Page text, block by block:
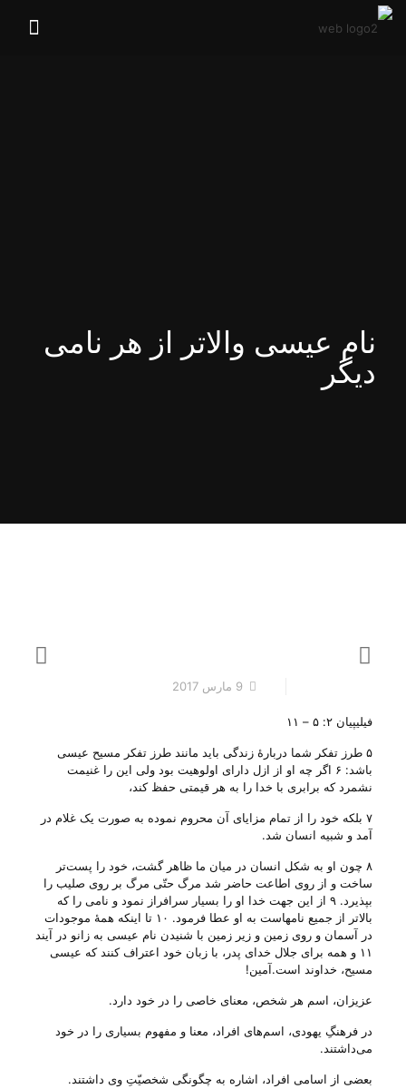
نام عیسی والاتر از هر نامی
دیگر
9 مارس 2017
فیلیپیان ۲: ۵ – ۱۱
۵ طرز تفکر شما دربارۀ زندگی باید مانند طرز تفکر مسیح عیسی
باشد: ۶ اگر چه او از ازل دارای اولوهیت بود ولی این را غنیمت
نشمرد که برابری با خدا را به هر قیمتی حفظ کند،
۷ بلکه خود را از تمام مزایای آن محروم نموده به صورت یک غلام در
آمد و شبیه انسان شد‌.
۸ چون او به شکل انسان در میان ما ظاهر گشت، خود را پست‌تر
ساخت و از روی اطاعت حاضر شد مرگ حتّی مرگ بر روی صلیب را
بپذیرد‌. ۹ از این جهت خدا او را بسیار سرافراز نمود و نامی را که
بالاتر از جمیع نامهاست به او عطا فرمود‌. ۱۰ تا اینکه همۀ موجودات
در آسمان و روی زمین و زیر زمین با شنیدن نام عیسی به زانو در آیند
۱۱ و همه برای جلال خدای پدر، با زبان خود اعتراف کنند که عیسی
مسیح، خداوند است‌.آمین!
عزیزان، اسم هر شخص، معنای خاصی را در خود دارد.
در فرهنگِ یهودی، اسم‌های افراد، معنا و مفهوم بسیاری را در خود
می‌‌داشتند.
بعضی از اسامی افراد، اشاره به چگونگی شخصیّتِ وی داشتند.